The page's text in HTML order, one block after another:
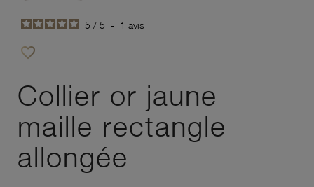
5 / 5 - 1 avis
favorite_border
Collier or jaune
maille rectangle
allongée